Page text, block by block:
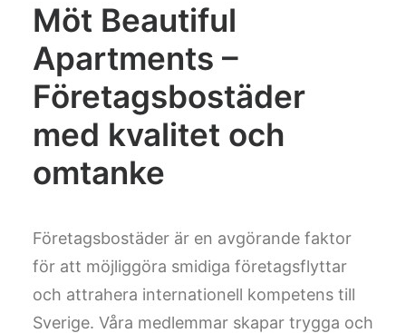
Möt Beautiful
Apartments –
Företagsbostäder
med kvalitet och
omtanke
Företagsbostäder är en avgörande faktor
för att möjliggöra smidiga företagsflyttar
och attrahera internationell kompetens till
Sverige. Våra medlemmar skapar trygga och